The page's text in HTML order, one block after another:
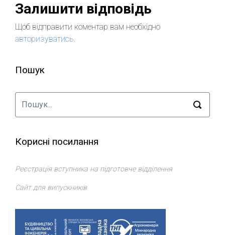
Залишити відповідь
Щоб відправити коментар вам необхідно
авторизуватись.
Пошук
Корисні посилання
Реєстрація вступника на підготовче відділення
Сайт для випускників